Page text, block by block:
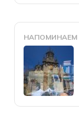
НАПОМИНАЕМ